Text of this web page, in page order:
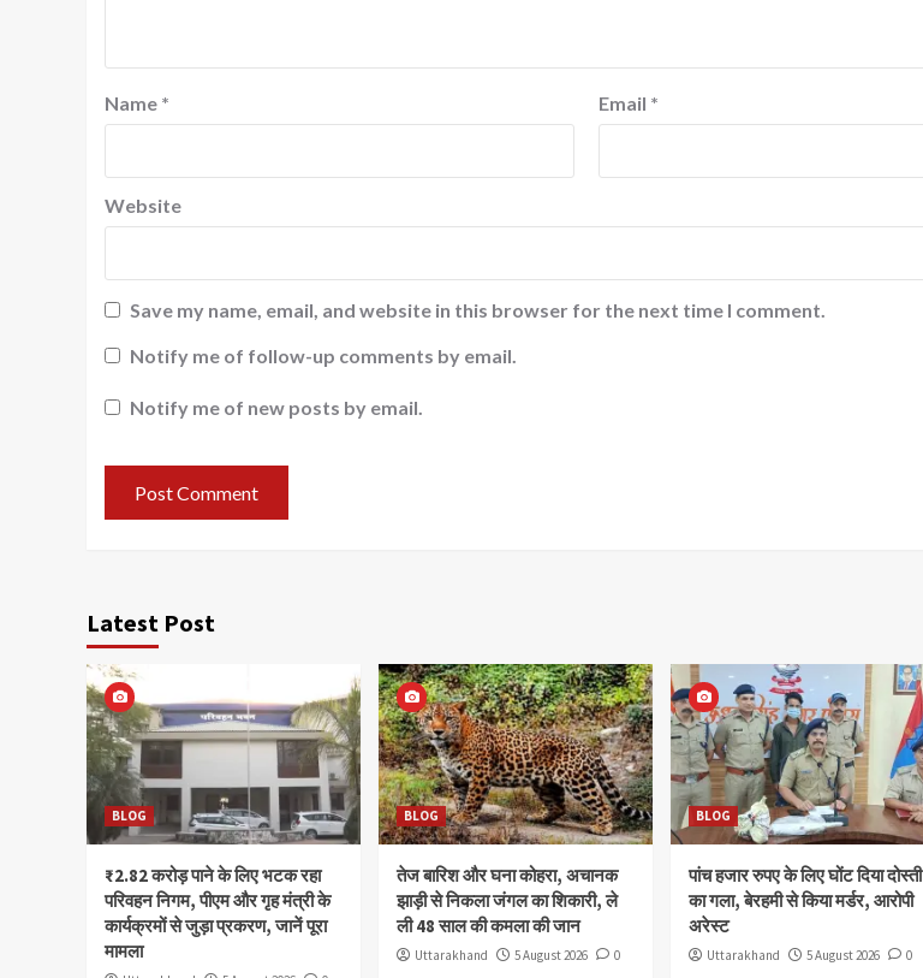
Name * Email *
Website
Save my name, email, and website in this browser for the next time I comment.
Notify me of follow-up comments by email.
Notify me of new posts by email.
Latest Post
BLOG
₹2.82 करोड़ पाने के लिए भटक रहा
परिवहन निगम, पीएम और गृह मंत्री के
कार्यक्रमों से जुड़ा प्रकरण, जानें पूरा
मामला
BLOG
तेज बारिश और घना कोहरा, अचानक
झाड़ी से निकला जंगल का शिकारी, ले
ली 48 साल की कमला की जान
Uttarakhand 5 August 2026 0
BLOG
पांच हजार रुपए के लिए घोंट दिया दोस्ती
का गला, बेरहमी से किया मर्डर, आरोपी
अरेस्ट
Uttarakhand 5 August 2026 0